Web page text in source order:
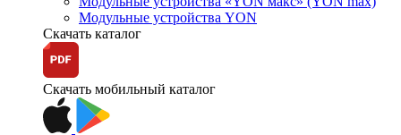
Модульные устройства YON
Скачать каталог
Скачать мобильный каталог